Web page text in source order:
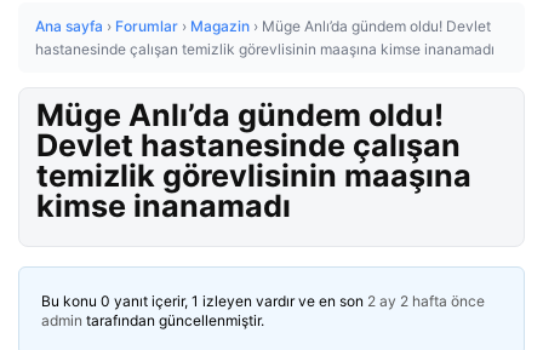
Ana sayfa › Forumlar › Magazin › Müge Anlı’da gündem oldu! Devlet
hastanesinde çalışan temizlik görevlisinin maaşına kimse inanamadı
Müge Anlı’da gündem oldu!
Devlet hastanesinde çalışan
temizlik görevlisinin maaşına
kimse inanamadı
Bu konu 0 yanıt içerir, 1 izleyen vardır ve en son 2 ay 2 hafta önce
admin tarafından güncellenmiştir.